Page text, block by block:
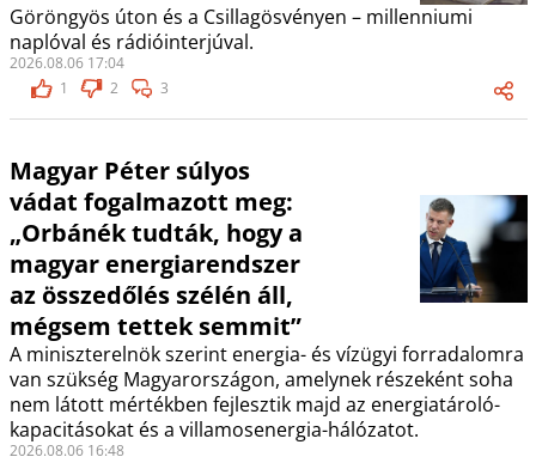
Göröngyös úton és a Csillagösvényen – millenniumi
naplóval és rádióinterjúval.
2026.08.06 17:04
1
2 3
Magyar Péter súlyos
vádat fogalmazott meg:
„Orbánék tudták, hogy a
magyar energiarendszer
az összedőlés szélén áll,
mégsem tettek semmit”
A miniszterelnök szerint energia- és vízügyi forradalomra
van szükség Magyarországon, amelynek részeként soha
nem látott mértékben fejlesztik majd az energiatároló-
kapacitásokat és a villamosenergia-hálózatot.
2026.08.06 16:48